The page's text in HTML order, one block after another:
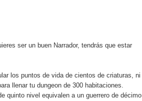
ser un buen Narrador, tendrás que estar
los puntos de vida de cientos de criaturas, ni
llenar tu dungeon de 300 habitaciones.
quinto nivel equivalen a un guerrero de décimo